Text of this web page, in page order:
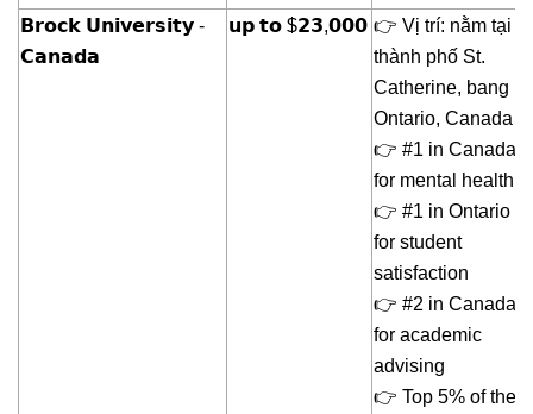
𝗕𝗿𝗼𝗰𝗸 𝗨𝗻𝗶𝘃𝗲𝗿𝘀𝗶𝘁𝘆 -
𝗖𝗮𝗻𝗮𝗱𝗮
𝘂𝗽 𝘁𝗼 $𝟮𝟯,𝟬𝟬𝟬 👉 Vị trí: nằm tại
thành phố St.
Catherine, bang
Ontario, Canada
👉 #1 in Canada
for mental health
👉 #1 in Ontario
for student
satisfaction
👉 #2 in Canada
for academic
advising
👉 Top 5% of the